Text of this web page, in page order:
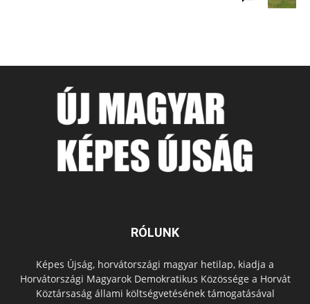
RÓLUNK
Képes Újság, horvátországi magyar hetilap, kiadja a
Horvátországi Magyarok Demokratikus Közössége a Horvát
Köztársaság állami költségvetésének támogatásával